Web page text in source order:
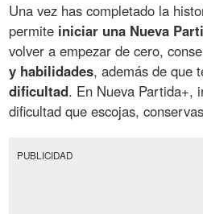
Una vez has completado la
permite iniciar una Nueva
volver a empezar de cero,
y habilidades, además de que
dificultad. En Nueva Partida+,
dificultad que escojas,
PUBLICIDAD